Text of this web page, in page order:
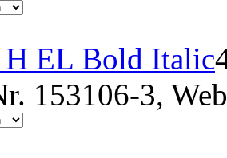
EL Bold Italic
153106-3,